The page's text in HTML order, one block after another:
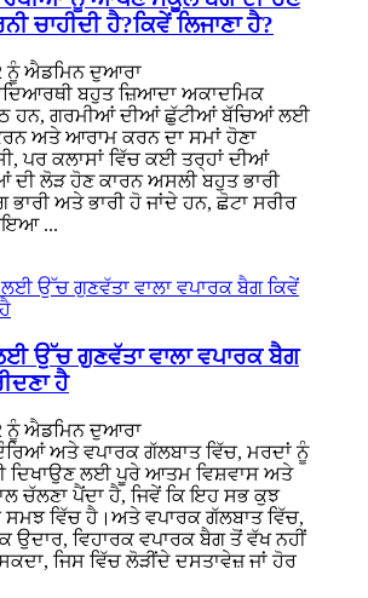
ਚਾਹੀਦੀ ਹੈ?ਕਿਵੇਂ ਲਿਜਾਣਾ ਹੈ?
ਨੂੰ ਐਡਮਿਨ ਦੁਆਰਾ
ਬਹੁਤ ਜ਼ਿਆਦਾ ਅਕਾਦਮਿਕ
ਹਨ, ਗਰਮੀਆਂ ਦੀਆਂ ਛੁੱਟੀਆਂ ਬੱਚਿਆਂ ਲਈ
ਅਤੇ ਆਰਾਮ ਕਰਨ ਦਾ ਸਮਾਂ ਹੋਣਾ
ਪਰ ਕਲਾਸਾਂ ਵਿੱਚ ਕਈ ਤਰ੍ਹਾਂ ਦੀਆਂ
ਦੀ ਲੋੜ ਹੋਣ ਕਾਰਨ ਅਸਲੀ ਬਹੁਤ ਭਾਰੀ
ਭਾਰੀ ਅਤੇ ਭਾਰੀ ਹੋ ਜਾਂਦੇ ਹਨ, ਛੋਟਾ ਸਰੀਰ
...
ਉੱਚ ਗੁਣਵੱਤਾ ਵਾਲਾ ਵਪਾਰਕ ਬੈਗ
ਹੈ
ਨੂੰ ਐਡਮਿਨ ਦੁਆਰਾ
ਅਤੇ ਵਪਾਰਕ ਗੱਲਬਾਤ ਵਿੱਚ, ਮਰਦਾਂ ਨੂੰ
ਦਿਖਾਉਣ ਲਈ ਪੂਰੇ ਆਤਮ ਵਿਸ਼ਵਾਸ ਅਤੇ
ਚੱਲਣਾ ਪੈਂਦਾ ਹੈ, ਜਿਵੇਂ ਕਿ ਇਹ ਸਭ ਕੁਝ
ਸਮਝ ਵਿੱਚ ਹੈ।ਅਤੇ ਵਪਾਰਕ ਗੱਲਬਾਤ ਵਿੱਚ,
ਉਦਾਰ, ਵਿਹਾਰਕ ਵਪਾਰਕ ਬੈਗ ਤੋਂ ਵੱਖ ਨਹੀਂ
ਸਕਦਾ, ਜਿਸ ਵਿੱਚ ਲੋੜੀਂਦੇ ਦਸਤਾਵੇਜ਼ ਜਾਂ ਹੋਰ